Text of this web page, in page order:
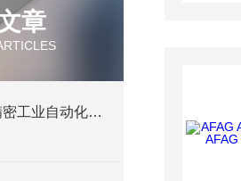
AC-motoren交流电机FCA 132S-4/
motoren交流电机ACM 160M-4参
AC-MOTOREN电机FCPA 71B-2参数
章
Momento气缸：精密工业自动化的可靠动力源